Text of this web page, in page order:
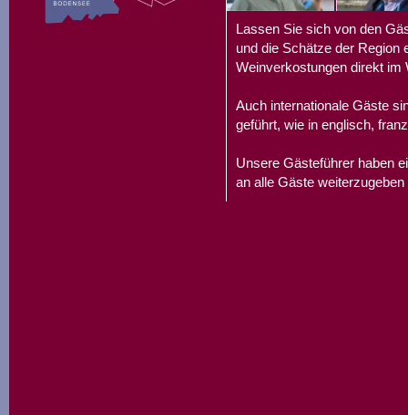
Lassen Sie sich von den
und die Schätze der Region
Weinverkostungen direkt im
Auch internationale Gäste
geführt, wie in englisch,
Unsere Gästeführer haben
an alle Gäste